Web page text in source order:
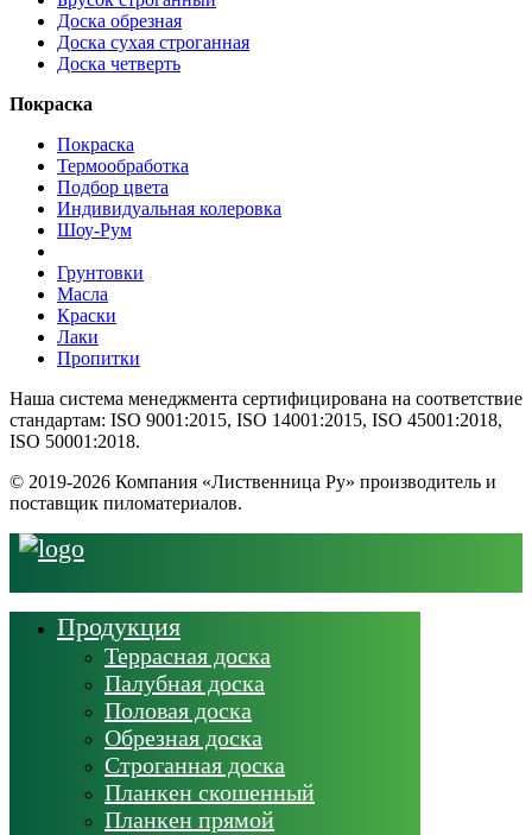
Доска обрезная
Доска сухая строганная
Доска четверть
Покраска
Покраска
Термообработка
Подбор цвета
Индивидуальная колеровка
Шоу-Рум
Грунтовки
Масла
Краски
Лаки
Пропитки
Наша система менеджмента сертифицирована на соответствие
стандартам: ISO 9001:2015, ISO 14001:2015, ISO 45001:2018,
ISO 50001:2018.
© 2019-2026 Компания «Лиственница Ру» производитель и
поставщик пиломатериалов.
Продукция
Террасная доска
Палубная доска
Половая доска
Обрезная доска
Строганная доска
Планкен скошенный
Планкен прямой